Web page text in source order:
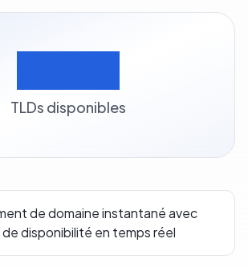
TLDs disponibles
de domaine instantané avec
disponibilité en temps réel